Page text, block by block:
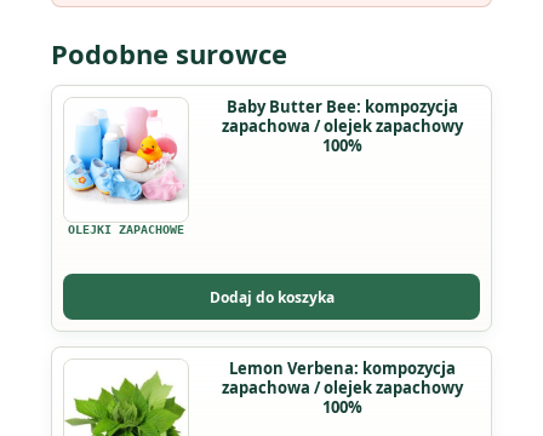
Podobne surowce
OLEJKI ZAPACHOWE
Baby Butter Bee: kompozycja
zapachowa / olejek zapachowy
100%
Dodaj do koszyka
Ten
produkt
ma
wiele
wariantów.
można
wybrać
na
stronie
produktu
Lemon Verbena: kompozycja
zapachowa / olejek zapachowy
100%
Ten
produkt
ma